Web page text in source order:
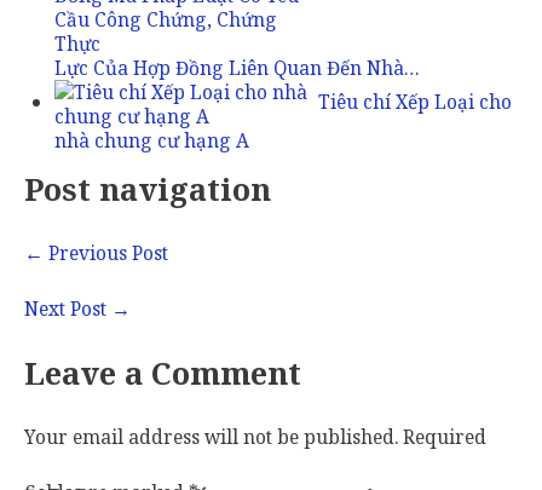
Lực Của Hợp Đồng Liên Quan Đến Nhà…
Tiêu chí Xếp Loại cho
nhà chung cư hạng A
Post navigation
← Previous Post
Next Post →
Leave a Comment
Your email address will not be published.Required